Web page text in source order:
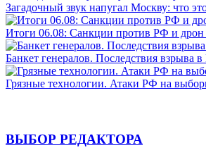
Загадочный звук напугал Москву: что
Итоги 06.08: Санкции против РФ и
Банкет генералов. Последствия взрыва
Грязные технологии. Атаки РФ на
ВЫБОР РЕДАКТОРА